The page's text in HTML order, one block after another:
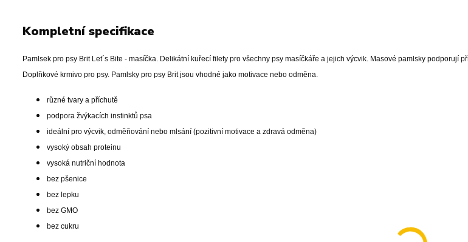
Kompletní specifikace
Pamlsek pro psy Brit Let´s Bite - masíčka. Delikátní kuřecí filety pro všechny psy masíčkáře a jejich výcvik. Masové pamlsky podporují
Doplňkové krmivo pro psy. Pamlsky pro psy Brit jsou vhodné jako motivace nebo odměna.
různé tvary a příchutě
podpora žvýkacích instinktů psa
ideální pro výcvik, odměňování nebo mlsání (pozitivní motivace a zdravá odměna)
vysoký obsah proteinu
vysoká nutriční hodnota
bez pšenice
bez lepku
bez GMO
bez cukru